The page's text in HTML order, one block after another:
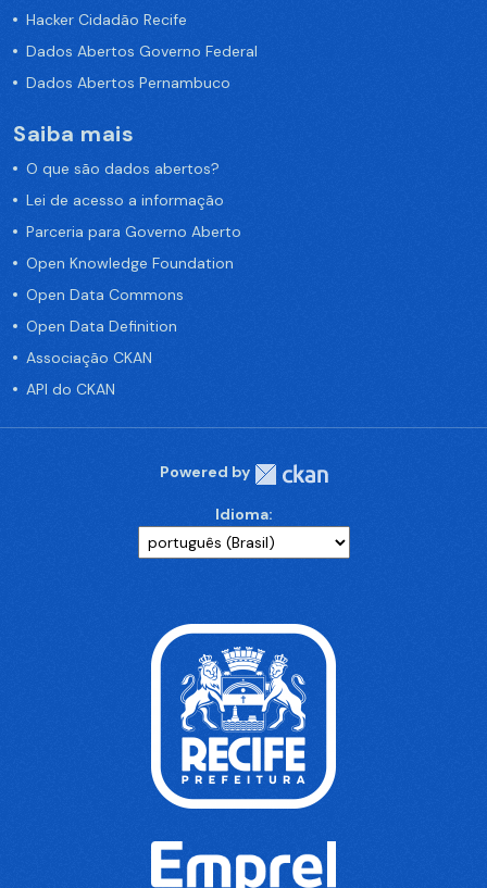
Hacker Cidadão Recife
Dados Abertos Governo Federal
Dados Abertos Pernambuco
Saiba mais
O que são dados abertos?
Lei de acesso a informação
Parceria para Governo Aberto
Open Knowledge Foundation
Open Data Commons
Open Data Definition
Associação CKAN
API do CKAN
Powered by
Idioma